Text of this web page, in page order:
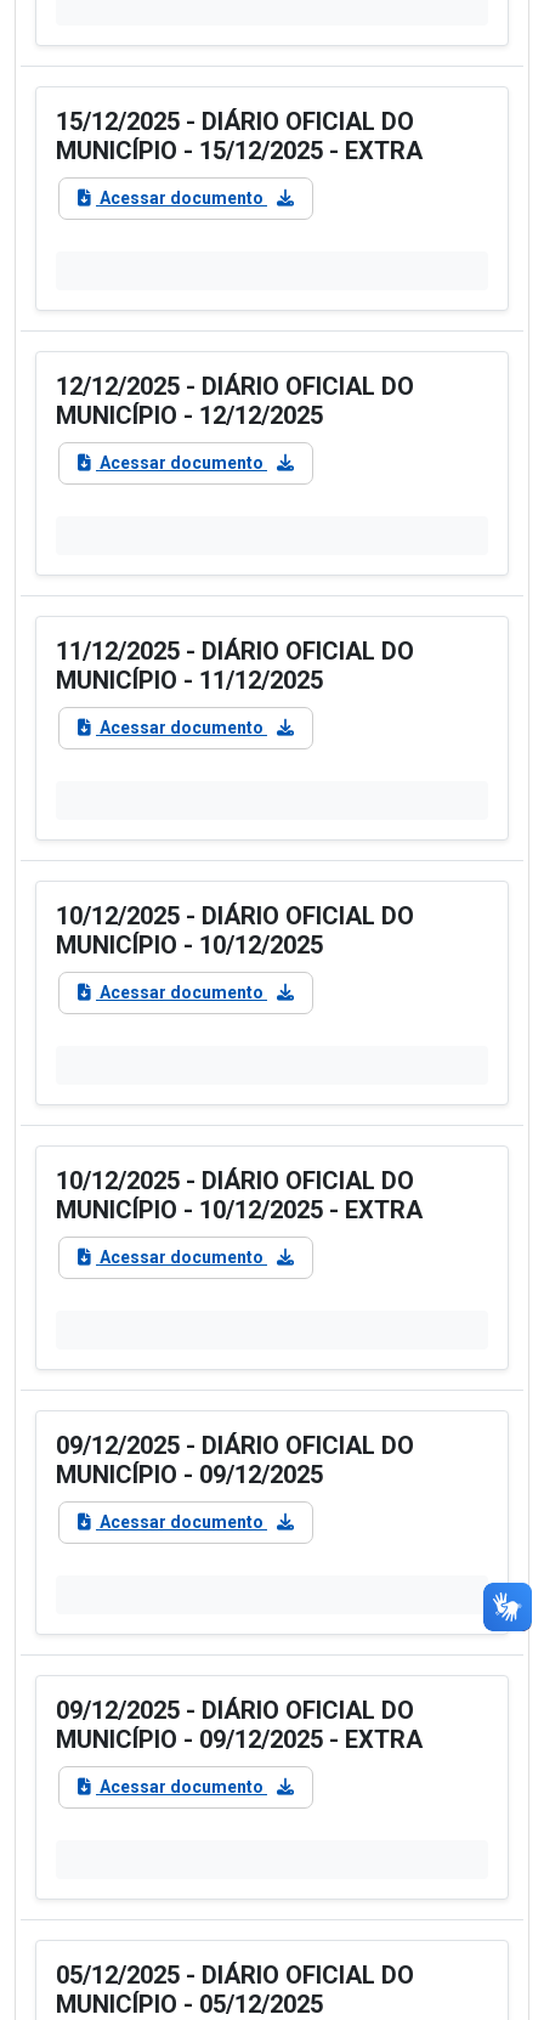
15/12/2025 - DIÁRIO OFICIAL DO
MUNICÍPIO - 15/12/2025 - EXTRA
Acessar documento
12/12/2025 - DIÁRIO OFICIAL DO
MUNICÍPIO - 12/12/2025
Acessar documento
11/12/2025 - DIÁRIO OFICIAL DO
MUNICÍPIO - 11/12/2025
Acessar documento
10/12/2025 - DIÁRIO OFICIAL DO
MUNICÍPIO - 10/12/2025
Acessar documento
10/12/2025 - DIÁRIO OFICIAL DO
MUNICÍPIO - 10/12/2025 - EXTRA
Acessar documento
09/12/2025 - DIÁRIO OFICIAL DO
MUNICÍPIO - 09/12/2025
Acessar documento
09/12/2025 - DIÁRIO OFICIAL DO
MUNICÍPIO - 09/12/2025 - EXTRA
Acessar documento
05/12/2025 - DIÁRIO OFICIAL DO
MUNICÍPIO - 05/12/2025